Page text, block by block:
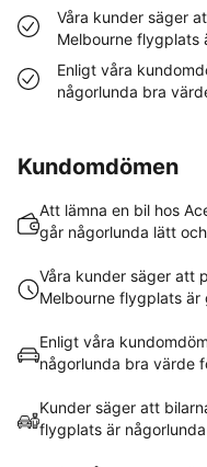
Våra kunder säger
Melbourne flygplats
Enligt våra
någorlunda bra
Kundomdömen
Att lämna en bil hos
går någorlunda lätt
Våra kunder säger att
Melbourne flygplats
Enligt våra
någorlunda bra värde
Kunder säger att
flygplats är